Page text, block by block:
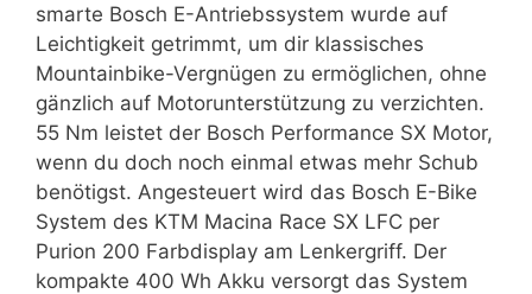
smarte Bosch E-Antriebssystem wurde auf
Leichtigkeit getrimmt, um dir klassisches
Mountainbike-Vergnügen zu ermöglichen, ohne
gänzlich auf Motorunterstützung zu verzichten.
55 Nm leistet der Bosch Performance SX Motor,
wenn du doch noch einmal etwas mehr Schub
benötigst. Angesteuert wird das Bosch E-Bike
System des KTM Macina Race SX LFC per
Purion 200 Farbdisplay am Lenkergriff. Der
kompakte 400 Wh Akku versorgt das System